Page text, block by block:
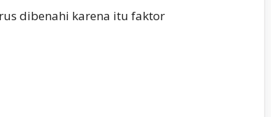
dibenahi karena itu faktor